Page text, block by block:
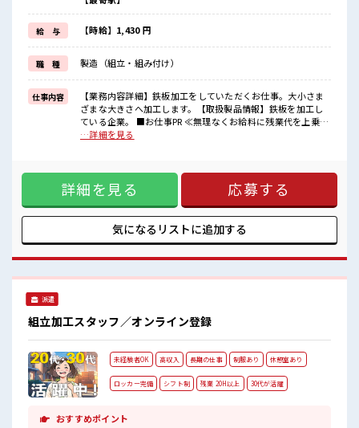
≪初めての仕事だけど自分にもできそう≫
新しいことにチャレンジするのは不安だけど、
しっかり働く環境が整っています！
イチからスキルUP・ステップUP目指していきましょう！
≪収入アップを目指せる≫
高時給だらけの派遣のお仕事です！
■職場の雰囲気
残業も1日1H程度あるので給料の上乗せも期待できそう！
高収入もバッチリ目指せますよ！
給 与 【時給】1,430 円
職 種 製造（組立・組み付け）
仕事内容
【業務内容詳細】鉄板加工をしていただくお仕事。大小さま
ざまな大きさへ加工します。【取扱製品情報】鉄板を加工し
ている企業。 ■お仕事PR ≪無理なくお給料に残業代を上乗せ
≫ 残業は月20時間未満で、 ほどよく稼げます♪ ≪動きやすい
するのは不安だけど、 しっかり働く環境が整っています！ イ
チからスキルUP・ステップUP目指していきましょう！ ≪収
入アップを目指せる≫ 高時給だらけの派遣のお仕事です！ ■
職場の雰囲気 残業も1日1H程度あるので給料の上乗せも期待
できそう！ 高収入もバッチリ目指せますよ！
…詳細を見る
詳細を見る 応募する
気になるリストに追加する
派遣
組立加工スタッフ／オンライン登録
未経験者OK 高収入 長期の仕事 制服あり 休憩室あり
ロッカー完備 シフト制 残業 20H以上 30代が活躍
おすすめポイント